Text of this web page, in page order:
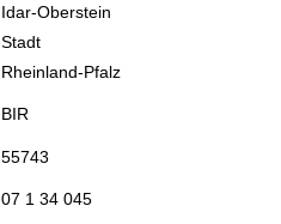
Idar-Oberstein
Stadt
Rheinland-Pfalz
BIR
55743
07 1 34 045